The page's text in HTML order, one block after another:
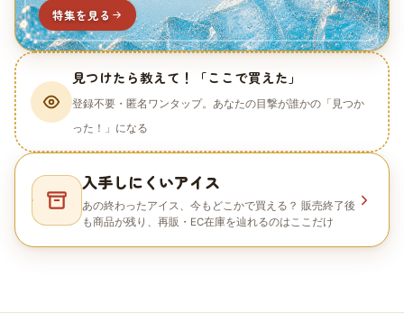
特集を見る
見つけたら教えて！「ここで買えた」
登録不要・匿名ワンタップ。あなたの目撃が誰かの「見つか
った！」になる
入手しにくいアイス
あの終わったアイス、今もどこかで買える？ 販売終了後
も商品が残り、再販・EC在庫を辿れるのはここだけ